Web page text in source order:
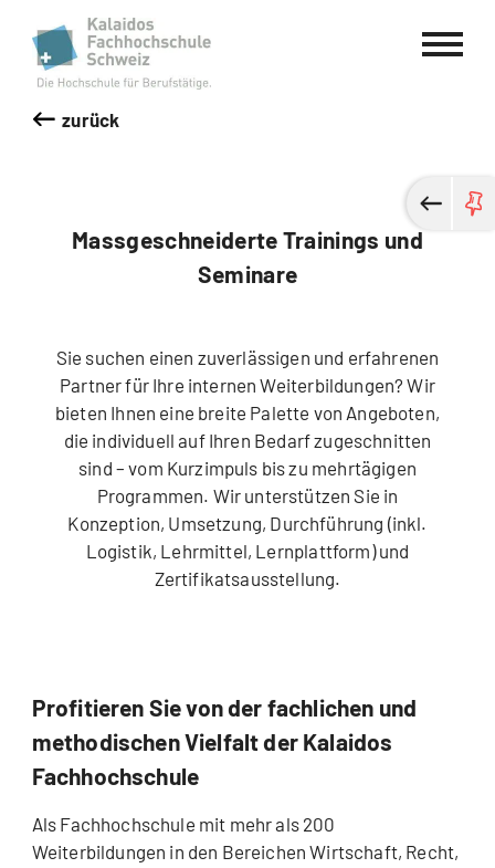
Kalaidos Fachhochschule Schweiz
zurück
Massgeschneiderte Trainings und
Seminare
Sie suchen einen zuverlässigen und erfahrenen
Partner für Ihre internen Weiterbildungen? Wir
bieten Ihnen eine breite Palette von Angeboten,
die individuell auf Ihren Bedarf zugeschnitten
sind – vom Kurzimpuls bis zu mehrtägigen
Programmen. Wir unterstützen Sie in
Konzeption, Umsetzung, Durchführung (inkl.
Logistik, Lehrmittel, Lernplattform) und
Zertifikatsausstellung.
Profitieren Sie von der fachlichen und
methodischen Vielfalt der Kalaidos
Fachhochschule
Als Fachhochschule mit mehr als 200
Weiterbildungen in den Bereichen Wirtschaft, Recht,